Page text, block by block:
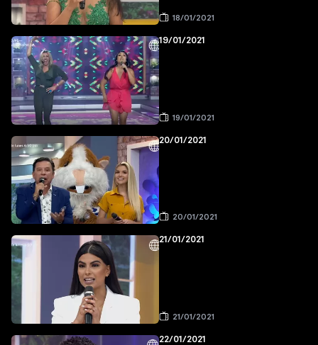
18/01/2021
19/01/2021
19/01/2021
20/01/2021
20/01/2021
21/01/2021
21/01/2021
22/01/2021